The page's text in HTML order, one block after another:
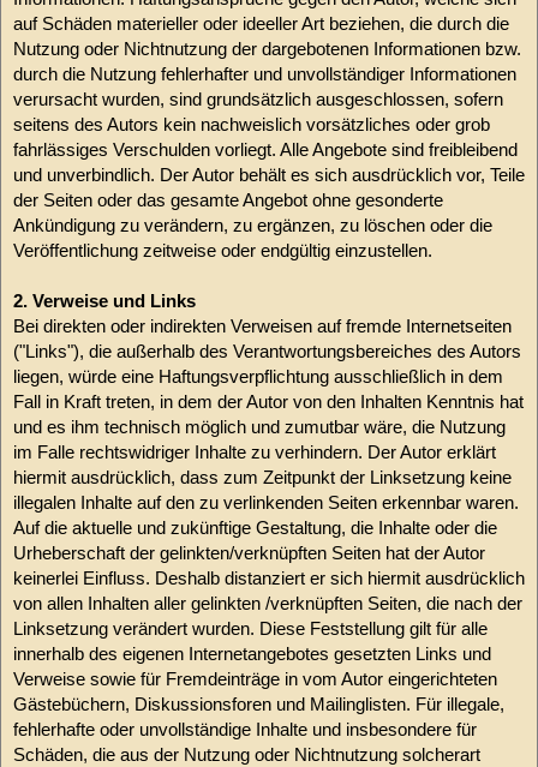
auf Schäden materieller oder ideeller Art beziehen, die durch die
Nutzung oder Nichtnutzung der dargebotenen Informationen bzw.
durch die Nutzung fehlerhafter und unvollständiger Informationen
verursacht wurden, sind grundsätzlich ausgeschlossen, sofern
seitens des Autors kein nachweislich vorsätzliches oder grob
fahrlässiges Verschulden vorliegt. Alle Angebote sind freibleibend
und unverbindlich. Der Autor behält es sich ausdrücklich vor, Teile
der Seiten oder das gesamte Angebot ohne gesonderte
Ankündigung zu verändern, zu ergänzen, zu löschen oder die
Veröffentlichung zeitweise oder endgültig einzustellen.
2. Verweise und Links
Bei direkten oder indirekten Verweisen auf fremde Internetseiten
("Links"), die außerhalb des Verantwortungsbereiches des Autors
liegen, würde eine Haftungsverpflichtung ausschließlich in dem
Fall in Kraft treten, in dem der Autor von den Inhalten Kenntnis hat
und es ihm technisch möglich und zumutbar wäre, die Nutzung
im Falle rechtswidriger Inhalte zu verhindern. Der Autor erklärt
hiermit ausdrücklich, dass zum Zeitpunkt der Linksetzung keine
illegalen Inhalte auf den zu verlinkenden Seiten erkennbar waren.
Auf die aktuelle und zukünftige Gestaltung, die Inhalte oder die
Urheberschaft der gelinkten/verknüpften Seiten hat der Autor
keinerlei Einfluss. Deshalb distanziert er sich hiermit ausdrücklich
von allen Inhalten aller gelinkten /verknüpften Seiten, die nach der
Linksetzung verändert wurden. Diese Feststellung gilt für alle
innerhalb des eigenen Internetangebotes gesetzten Links und
Verweise sowie für Fremdeinträge in vom Autor eingerichteten
Gästebüchern, Diskussionsforen und Mailinglisten. Für illegale,
fehlerhafte oder unvollständige Inhalte und insbesondere für
Schäden, die aus der Nutzung oder Nichtnutzung solcherart